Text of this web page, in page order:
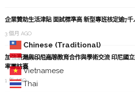
Chinese (Traditional)
Indonesian
Vietnamese
Thai
企業贊助生活津貼 面試標準高 新型專班核定逾7千
3 個月 AGO
加強臺灣與印尼高等教育合作與學術交流 印尼國
率團訪臺
1 年 AGO